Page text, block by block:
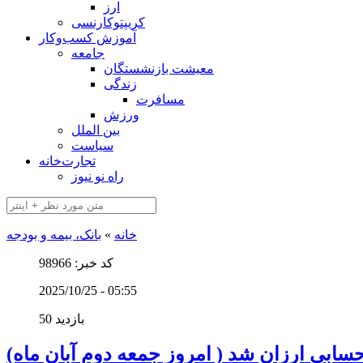
ارز
کریپتوکارنسی
آموزش کسب‌وکار
جامعه
معیشت بازنشستگان
زندگی
مسافرت
ورزش
بین الملل
سیاست
تجارت‌خانه
راه نو نیوز
خانه » بانک، بیمه و بودجه
کد خبر: 98966
2025/10/25 - 05:55
50 بازدید
ارزان شد ( امروز جمعه دوم آبان ماه)